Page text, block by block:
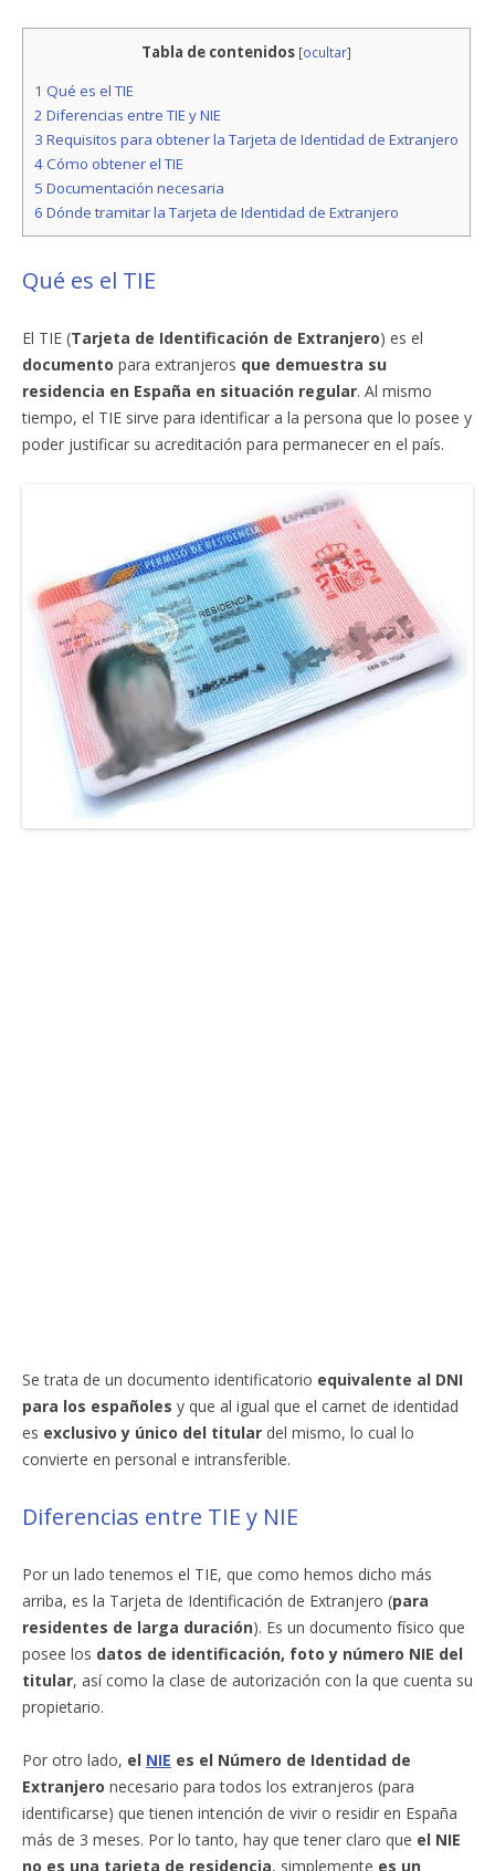
Tabla de contenidos [ocultar]
1 Qué es el TIE
2 Diferencias entre TIE y NIE
3 Requisitos para obtener la Tarjeta de Identidad de Extranjero
4Cómo obtener el TIE
5 Documentación necesaria
6 Dónde tramitar la Tarjeta de Identidad de Extranjero
Qué es el TIE
El TIE (Tarjeta de Identificación de Extranjero) es el
documento para extranjeros que demuestra su
residencia en España en situación regular. Al mismo
tiempo, el TIE sirve para identificar a la persona que lo posee y
poder justificar su acreditación para permanecer en el país.
Se trata de un documento identificatorio equivalente al DNI
para los españoles y que al igual que el carnet de identidad
es exclusivo y único del titular del mismo, lo cual lo
convierte en personal e intransferible.
Diferencias entre TIE y NIE
Por un lado tenemos el TIE, que como hemos dicho más
arriba, es la Tarjeta de Identificación de Extranjero (para
residentes de larga duración). Es un documento físico que
posee los datos de identificación, foto y número NIE del
titular, así como la clase de autorización con la que cuenta su
propietario.
Por otro lado, el NIE es el Número de Identidad de
Extranjero necesario para todos los extranjeros (para
identificarse) que tienen intención de vivir o residir en España
más de 3 meses. Por lo tanto, hay que tener claro que el NIE
no es una tarjeta de residencia, simplemente es un